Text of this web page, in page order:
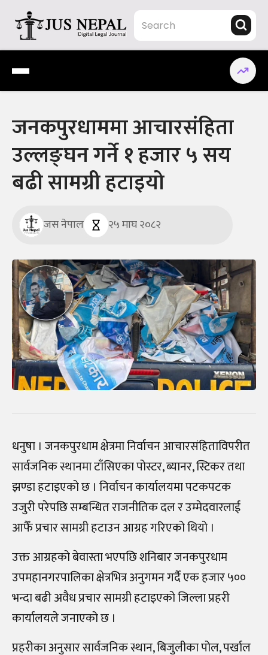
content
Jus Nepal | www.jusnepal.com
Digital Legal Journal
जनकपुरधाममा आचारसंहिता
उल्लङ्घन गर्ने १ हजार ५ सय
बढी सामग्री हटाइयो
जस नेपाल २५ माघ २०८२
धनुषा । जनकपुरधाम क्षेत्रमा निर्वाचन आचारसंहिताविपरीत
सार्वजनिक स्थानमा टाँसिएका पोस्टर, ब्यानर, स्टिकर तथा
झण्डा हटाइएको छ । निर्वाचन कार्यालयमा पटकपटक
उजुरी परेपछि सम्बन्धित राजनीतिक दल र उम्मेदवारलाई
आफैँ प्रचार सामग्री हटाउन आग्रह गरिएको थियो ।
उक्त आग्रहको बेवास्ता भएपछि शनिबार जनकपुरधाम
उपमहानगरपालिका क्षेत्रभित्र अनुगमन गर्दै एक हजार ५००
भन्दा बढी अवैध प्रचार सामग्री हटाइएको जिल्ला प्रहरी
कार्यालयले जनाएको छ ।
प्रहरीका अनुसार सार्वजनिक स्थान, बिजुलीका पोल, पर्खाल